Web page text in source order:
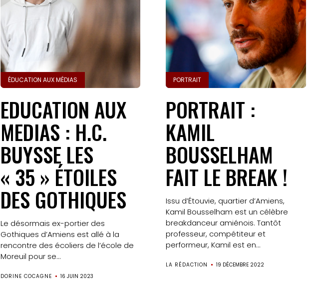
ÉDUCATION AUX MÉDIAS
EDUCATION AUX
MEDIAS : H.C.
BUYSSE LES
« 35 » ÉTOILES
DES GOTHIQUES
Le désormais ex-portier des
Gothiques d’Amiens est allé à la
rencontre des écoliers de l’école de
Moreuil pour se...
DORINE COCAGNE 16 JUIN 2023
PORTRAIT
PORTRAIT :
KAMIL
BOUSSELHAM
FAIT LE BREAK !
Issu d’Étouvie, quartier d’Amiens,
Kamil Bousselham est un célèbre
breakdanceur amiénois. Tantôt
professeur, compétiteur et
performeur, Kamil est en...
LA RÉDACTION 19 DÉCEMBRE 2022